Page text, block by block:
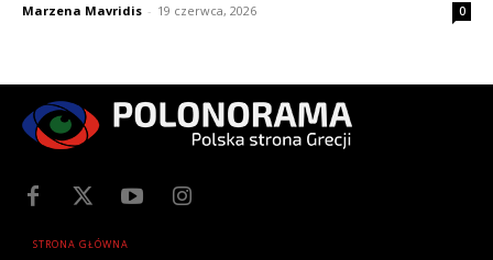
Marzena Mavridis - 19 czerwca, 2026 0
STRONA GŁÓWNA